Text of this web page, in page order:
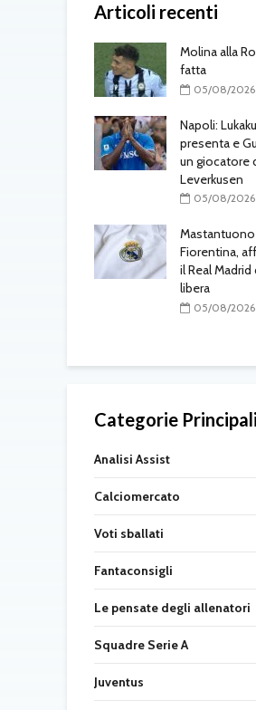
Articoli recenti
Molina alla
fatta
05/08/2026
Napoli:
presenta e
un giocatore
Leverkusen
05/08/2026
Mastantuono
Fiorentina,
il Real Madrid
libera
05/08/2026
Categorie Principali
Analisi Assist
Calciomercato
Voti sballati
Fantaconsigli
Le pensate degli allenatori
Squadre Serie A
Juventus